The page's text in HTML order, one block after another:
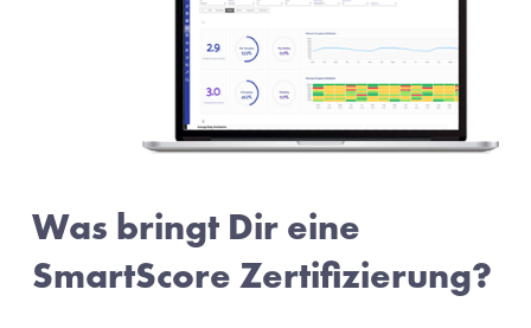
Was bringt Dir eine
SmartScore Zertifizierung?